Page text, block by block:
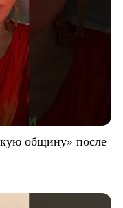
общину» после